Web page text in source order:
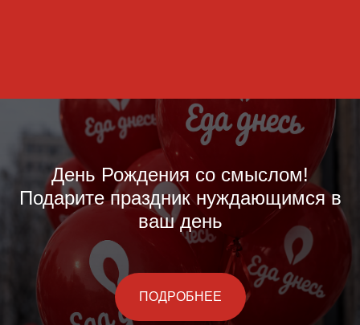
День Рождения со смыслом!
Подарите праздник нуждающимся в
ваш день
ПОДРОБНЕЕ